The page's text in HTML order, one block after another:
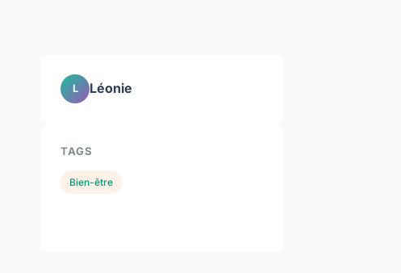
L Léonie
TAGS
Bien-être